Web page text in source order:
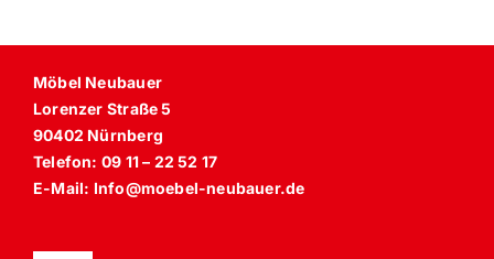
Möbel Neubauer
Lorenzer Straße 5
90402 Nürnberg
Telefon: 09 11 – 22 52 17
E-Mail: Info@moebel-neubauer.de